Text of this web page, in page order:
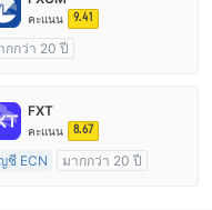
คะแนน 9.41
กกว่า 20 ปี
อนุญาต MT4 แบบเต็ม
FXT
คะแนน 8.67
ชี ECN
มากกว่า 20 ปี